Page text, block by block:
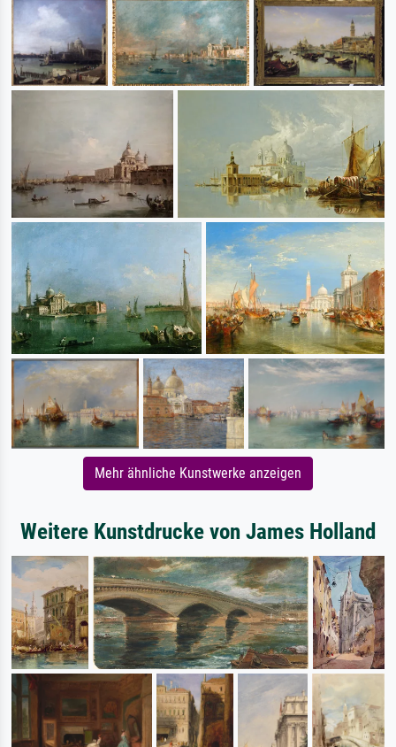
Mehr ähnliche Kunstwerke anzeigen
Weitere Kunstdrucke von James Holland